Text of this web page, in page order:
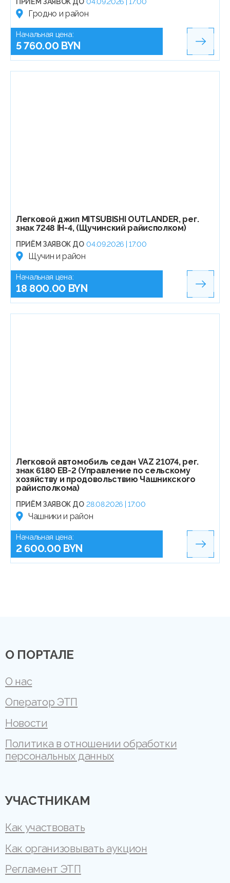
ПРИЁМ ЗАЯВОК ДО 04.09.2026 | 17:00
Гродно и район
Начальная цена:
5 760.00 BYN
Легковой джип МITSUBISHI OUTLANDER, рег.
знак 7248 IH-4, (Щучинский райисполком)
ПРИЁМ ЗАЯВОК ДО 04.09.2026 | 17:00
Щучин и район
Начальная цена:
18 800.00 BYN
Легковой автомобиль седан VAZ 21074, рег.
знак 6180 EB-2 (Управление по сельскому
хозяйству и продовольствию Чашникского
райисполкома)
ПРИЁМ ЗАЯВОК ДО 28.08.2026 | 17:00
Чашники и район
Начальная цена:
2 600.00 BYN
О ПОРТАЛЕ
О нас
Оператор ЭТП
Новости
Политика в отношении обработки
персональных данных
УЧАСТНИКАМ
Как участвовать
Как организовывать аукцион
Регламент ЭТП